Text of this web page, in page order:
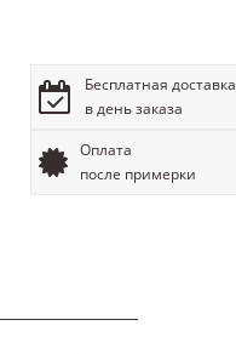
Бесплатная доставка
в день заказа
Оплата
после примерки